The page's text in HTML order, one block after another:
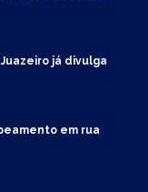
já divulga
em rua